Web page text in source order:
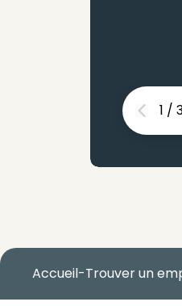
1 /
Accueil-Trouver un